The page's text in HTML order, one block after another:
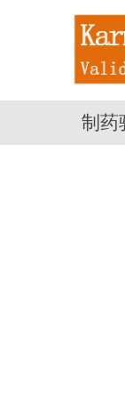
制药